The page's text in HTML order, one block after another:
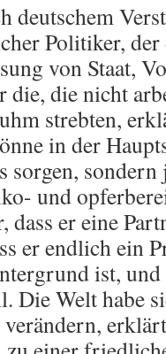
deutschem
Politiker,
von Staat,
die nicht
strebten,
in der
sorgen,
und
dass er eine
er endlich ein
ist, und
Die Welt habe